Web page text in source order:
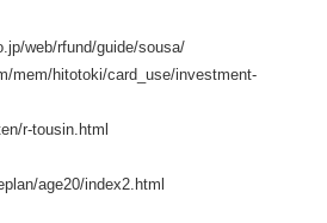
web/rfund/guide/sousa/
mem/hitotoki/card_use/investment-
r-tousin.html
age20/index2.html